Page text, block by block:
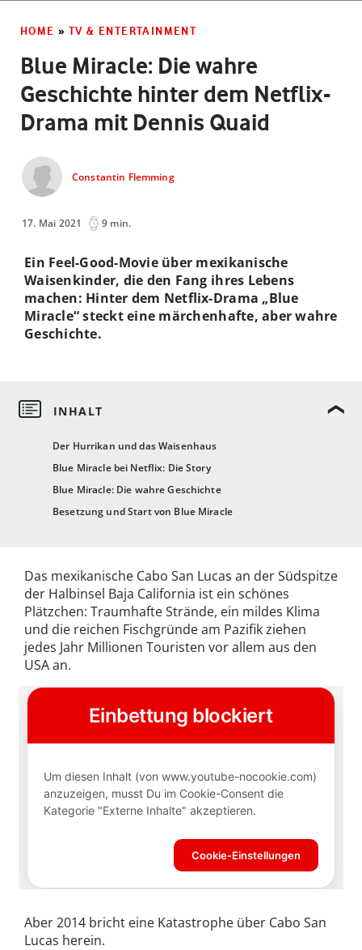
HOME » TV & ENTERTAINMENT
Blue Miracle: Die wahre
Geschichte hinter dem Netflix-
Drama mit Dennis Quaid
Constantin Flemming
17. Mai 2021 9 min.
Der Hurrikan und das Waisenhaus
Blue Miracle bei Netflix: Die Story
Blue Miracle: Die wahre Geschichte
Besetzung und Start von Blue Miracle
Ein Feel-Good-Movie über mexikanische
Waisenkinder, die den Fang ihres Lebens
machen: Hinter dem Netflix-Drama „Blue
Miracle“ steckt eine märchenhafte, aber wahre
Geschichte.
Das mexikanische Cabo San Lucas an der Südspitze
der Halbinsel Baja California ist ein schönes
Plätzchen: Traumhafte Strände, ein mildes Klima
und die reichen Fischgründe am Pazifik ziehen
jedes Jahr Millionen Touristen vor allem aus den
USA an.
Aber 2014 bricht eine Katastrophe über Cabo San
Lucas herein.